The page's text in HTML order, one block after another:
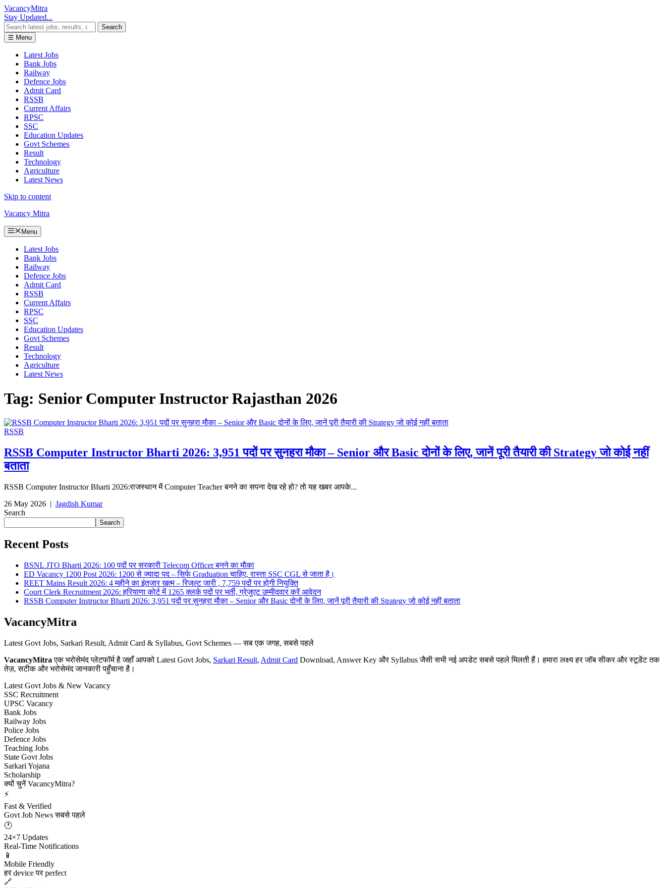
VacancyMitra
Stay Updated...
Search
☰ Menu
Latest Jobs
Bank Jobs
Railway
Defence Jobs
Admit Card
RSSB
Current Affairs
RPSC
SSC
Education Updates
Govt Schemes
Result
Technology
Agriculture
Latest News
Skip to content
Vacancy Mitra
Menu
Latest Jobs
Bank Jobs
Railway
Defence Jobs
Admit Card
RSSB
Current Affairs
RPSC
SSC
Education Updates
Govt Schemes
Result
Technology
Agriculture
Latest News
Tag: Senior Computer Instructor Rajasthan 2026
RSSB
RSSB Computer Instructor Bharti 2026: 3,951 पदों पर सुनहरा मौका – Senior और Basic दोनों के लिए, जानें पूरी तैयारी की Strategy जो कोई नहीं
बताता
RSSB Computer Instructor Bharti 2026:राजस्थान में Computer Teacher बनने का सपना देख रहे हो? तो यह खबर आपके...
26 May 2026 | Jagdish Kumar
Search
Search
Recent Posts
BSNL JTO Bharti 2026: 100 पदों पर सरकारी Telecom Officer बनने का मौका
ED Vacancy 1200 Post 2026: 1200 से ज्यादा पद – सिर्फ Graduation चाहिए, रास्ता SSC CGL से जाता है।
REET Mains Result 2026: 4 महीने का इंतजार खत्म – रिजल्ट जारी , 7,759 पदों पर होगी नियुक्ति
Court Clerk Recruitment 2026: हरियाणा कोर्ट में 1265 क्लर्क पदों पर भर्ती, ग्रेजुएट उम्मीदवार करें आवेदन
RSSB Computer Instructor Bharti 2026: 3,951 पदों पर सुनहरा मौका – Senior और Basic दोनों के लिए, जानें पूरी तैयारी की Strategy जो कोई नहीं बताता
VacancyMitra
Latest Govt Jobs, Sarkari Result, Admit Card & Syllabus, Govt Schemes — सब एक जगह, सबसे पहले
VacancyMitra एक भरोसेमंद प्लेटफॉर्म है जहाँ आपको Latest Govt Jobs, Sarkari Result, Admit Card Download, Answer Key और Syllabus जैसी सभी नई अपडेट सबसे पहले मिलती हैं। हमारा लक्ष्य हर जॉब सीकर और स्टूडेंट तक
तेज़, सटीक और भरोसेमंद जानकारी पहुँचाना है।
Latest Govt Jobs & New Vacancy
SSC Recruitment
UPSC Vacancy
Bank Jobs
Railway Jobs
Police Jobs
Defence Jobs
Teaching Jobs
State Govt Jobs
Sarkari Yojana
Scholarship
क्यों चुनें VacancyMitra?
⚡
Fast & Verified
Govt Job News सबसे पहले
🕐
24×7 Updates
Real-Time Notifications
📱
Mobile Friendly
हर device पर perfect
🔗